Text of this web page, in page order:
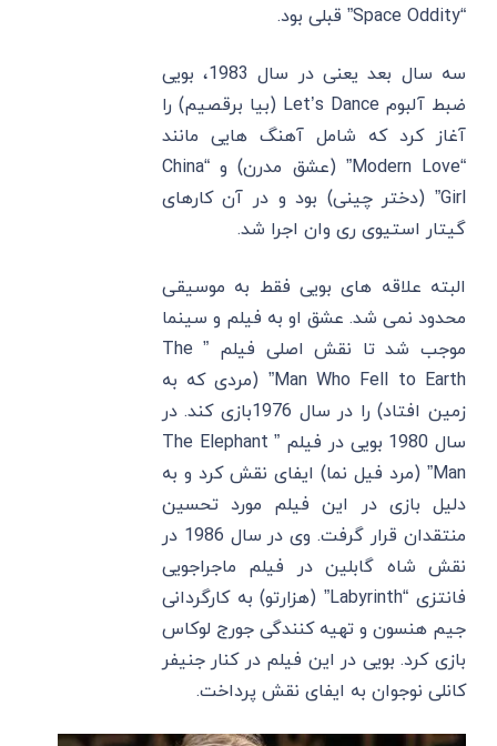
“Space Oddity” قبلی بود.
سه سال بعد یعنی در سال 1983، بویی
ضبط آلبوم Let’s Dance (بیا برقصیم) را
آغاز کرد که شامل آهنگ هایی مانند
“Modern Love” (عشق مدرن) و “China
Girl” (دختر چینی) بود و در آن کارهای
گیتار استیوی ری وان اجرا شد.
البته علاقه های بویی فقط به موسیقی
محدود نمی شد. عشق او به فیلم و سینما
موجب شد تا نقش اصلی فیلم ” The
Man Who Fell to Earth” (مردی که به
زمین افتاد) را در سال 1976بازی کند. در
سال 1980 بویی در فیلم ” The Elephant
Man” (مرد فیل نما) ایفای نقش کرد و به
دلیل بازی در این فیلم مورد تحسین
منتقدان قرار گرفت. وی در سال 1986 در
نقش شاه گابلین در فیلم ماجراجویی
فانتزی “Labyrinth” (هزارتو) به کارگردانی
جیم هنسون و تهیه کنندگی جورج لوکاس
بازی کرد. بویی در این فیلم در کنار جنیفر
کانلی نوجوان به ایفای نقش پرداخت.